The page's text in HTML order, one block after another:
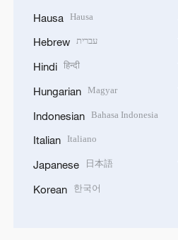
Hausa Hausa
Hebrew עברית
Hindi हिन्दी
Hungarian Magyar
Indonesian Bahasa Indonesia
Italian Italiano
Japanese 日本語
Korean 한국어